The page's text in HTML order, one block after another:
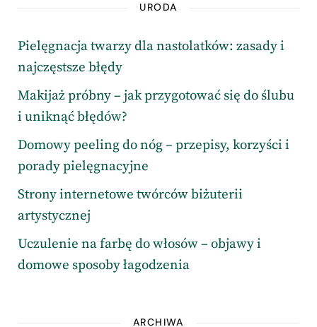
URODA
Pielęgnacja twarzy dla nastolatków: zasady i
najczęstsze błędy
Makijaż próbny – jak przygotować się do ślubu
i uniknąć błędów?
Domowy peeling do nóg – przepisy, korzyści i
porady pielęgnacyjne
Strony internetowe twórców biżuterii
artystycznej
Uczulenie na farbę do włosów – objawy i
domowe sposoby łagodzenia
ARCHIWA